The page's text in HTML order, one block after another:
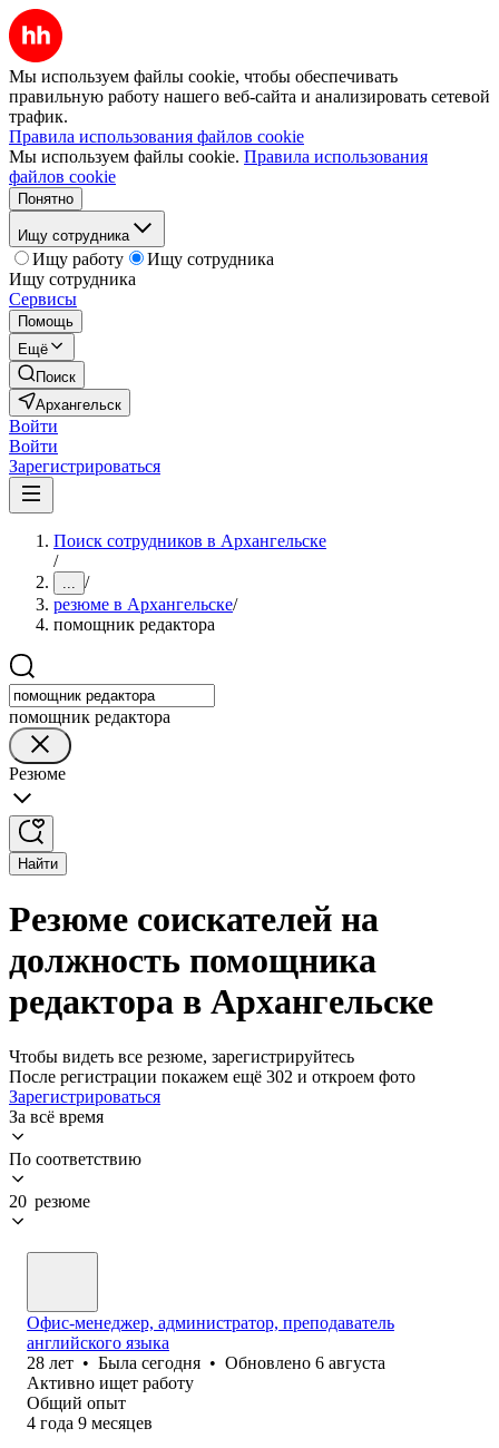
Мы используем файлы cookie, чтобы обеспечивать
правильную работу нашего веб-сайта и анализировать сетевой
трафик.
Правила использования файлов cookie
Мы используем файлы cookie. Правила использования
файлов cookie
Понятно
Ищу сотрудника
Ищу работу
Ищу сотрудника
Ищу сотрудника
Сервисы
Помощь
Ещё
Поиск
Архангельск
Войти
Войти
Зарегистрироваться
Поиск сотрудников в Архангельске
/
... /
резюме в Архангельске/
помощник редактора
помощник редактора
Резюме
Найти
Резюме соискателей на
должность помощника
редактора в Архангельске
Чтобы видеть все резюме, зарегистрируйтесь
После регистрации покажем ещё 302 и откроем фото
Зарегистрироваться
За всё время
По соответствию
20 резюме
Офис-менеджер, администратор, преподаватель
английского языка
28 лет • Была сегодня • Обновлено 6 августа
Активно ищет работу
Общий опыт
4 года 9 месяцев